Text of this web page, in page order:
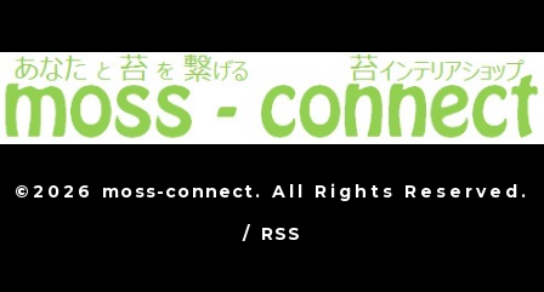
©2026 moss-connect. All Rights Reserved.
/ RSS